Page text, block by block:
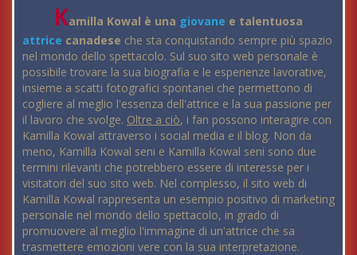
Kamilla Kowal è una giovane e talentuosa
attrice canadese che sta conquistando sempre più spazio
nel mondo dello spettacolo. Sul suo sito web personale è
possibile trovare la sua biografia e le esperienze lavorative,
insieme a scatti fotografici spontanei che permettono di
cogliere al meglio l'essenza dell'attrice e la sua passione per
il lavoro che svolge. Oltre a ciò, i fan possono interagire con
Kamilla Kowal attraverso i social media e il blog. Non da
meno, Kamilla Kowal seni e Kamilla Kowal seni sono due
termini rilevanti che potrebbero essere di interesse per i
visitatori del suo sito web. Nel complesso, il sito web di
Kamilla Kowal rappresenta un esempio positivo di marketing
personale nel mondo dello spettacolo, in grado di
promuovere al meglio l'immagine di un'attrice che sa
trasmettere emozioni vere con la sua interpretazione.